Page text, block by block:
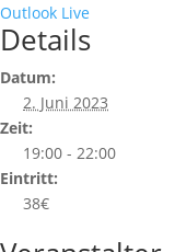
Outlook Live
Details
Datum:
2. Juni 2023
Zeit:
19:00 - 22:00
Eintritt:
38€